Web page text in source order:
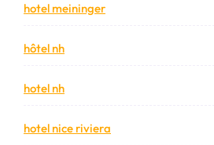
hotel meininger
hôtel nh
hotel nh
hotel nice riviera